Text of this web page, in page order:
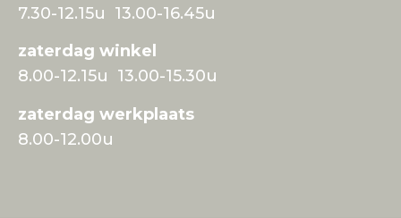
7.30-12.15u 13.00-16.45u
zaterdag winkel
8.00-12.15u 13.00-15.30u
zaterdag werkplaats
8.00-12.00u